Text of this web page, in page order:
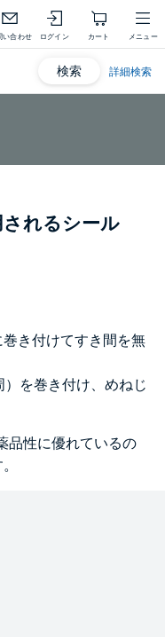
い合わせ ログイン カート メニュー
検索 詳細検索
れるシール
き付けてすき間を無
を巻き付け、めねじ
品性に優れているの